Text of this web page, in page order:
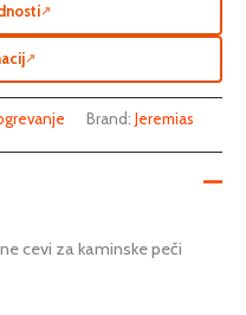
↗
↗
Brand: Jeremias
cevi za kaminske peči